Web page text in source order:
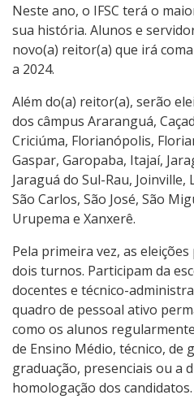
Neste ano, o IFSC terá o
sua história. Alunos e
novo(a) reitor(a) que irá
a 2024.
Além do(a) reitor(a), serão
dos câmpus Araranguá,
Criciúma, Florianópolis,
Gaspar, Garopaba, Itajaí,
Jaraguá do Sul-Rau,
São Carlos, São José, São
Urupema e Xanxerê.
Pela primeira vez, as
dois turnos. Participam da
docentes e técnico-
quadro de pessoal ativo
como os alunos
de Ensino Médio, técnico, de
graduação, presenciais ou a
homologação dos candidatos.